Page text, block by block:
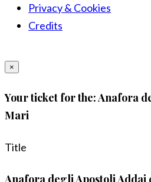
Privacy & Cookies
Credits
×
Your ticket for the: Anafora
Mari
Title
Anafora degli Apostoli Addai